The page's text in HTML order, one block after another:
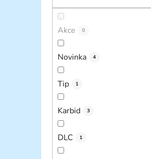
Akce 0
Novinka 4
Tip 1
Karbid 3
DLC 1